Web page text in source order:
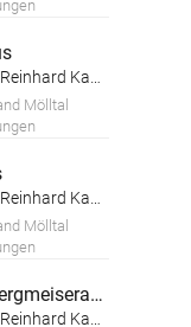
Mölltal
Mölltal
Das Oberstbergmeiseramt